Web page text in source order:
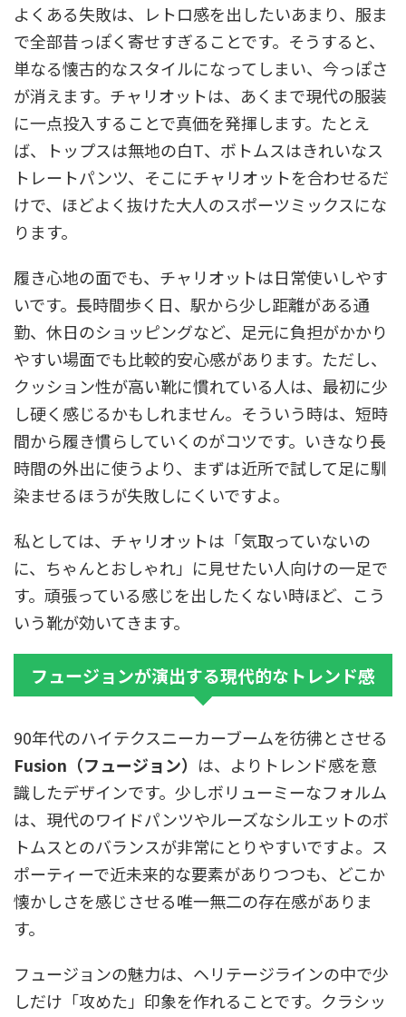
よくある失敗は、レトロ感を出したいあまり、服ま
で全部昔っぽく寄せすぎることです。そうすると、
単なる懐古的なスタイルになってしまい、今っぽさ
が消えます。チャリオットは、あくまで現代の服装
に一点投入することで真価を発揮します。たとえ
ば、トップスは無地の白T、ボトムスはきれいなス
トレートパンツ、そこにチャリオットを合わせるだ
けで、ほどよく抜けた大人のスポーツミックスにな
ります。
履き心地の面でも、チャリオットは日常使いしやす
いです。長時間歩く日、駅から少し距離がある通
勤、休日のショッピングなど、足元に負担がかかり
やすい場面でも比較的安心感があります。ただし、
クッション性が高い靴に慣れている人は、最初に少
し硬く感じるかもしれません。そういう時は、短時
間から履き慣らしていくのがコツです。いきなり長
時間の外出に使うより、まずは近所で試して足に馴
染ませるほうが失敗しにくいですよ。
私としては、チャリオットは「気取っていないの
に、ちゃんとおしゃれ」に見せたい人向けの一足で
す。頑張っている感じを出したくない時ほど、こう
いう靴が効いてきます。
フュージョンが演出する現代的なトレンド感
90年代のハイテクスニーカーブームを彷彿とさせる
Fusion（フュージョン） は、よりトレンド感を意
識したデザインです。少しボリューミーなフォルム
は、現代のワイドパンツやルーズなシルエットのボ
トムスとのバランスが非常にとりやすいですよ。ス
ポーティーで近未来的な要素がありつつも、どこか
懐かしさを感じさせる唯一無二の存在感がありま
す。
フュージョンの魅力は、ヘリテージラインの中で少
しだけ「攻めた」印象を作れることです。クラシッ